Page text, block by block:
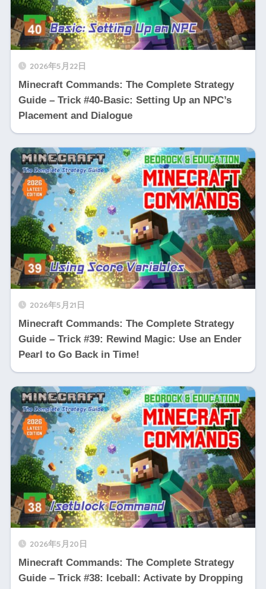
2026年5月22日
Minecraft Commands: The Complete Strategy
Guide – Trick #40-Basic: Setting Up an NPC’s
Placement and Dialogue
2026年5月21日
Minecraft Commands: The Complete Strategy
Guide – Trick #39: Rewind Magic: Use an Ender
Pearl to Go Back in Time!
2026年5月20日
Minecraft Commands: The Complete Strategy
Guide – Trick #38: Iceball: Activate by Dropping